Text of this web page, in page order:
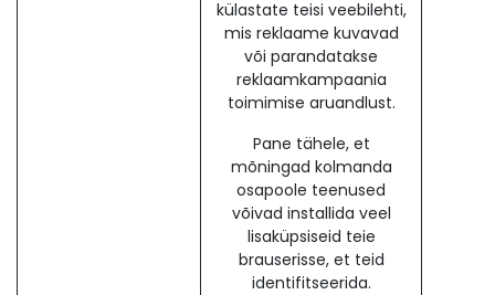
külastate teisi veebilehti,
mis reklaame kuvavad
või parandatakse
reklaamkampaania
toimimise aruandlust.
Pane tähele, et
mõningad kolmanda
osapoole teenused
võivad installida veel
lisaküpsiseid teie
brauserisse, et teid
identifitseerida.